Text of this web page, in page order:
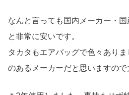
なんと言っても国内メーカー・
と非常に安いです。
タカタもエアバッグで色々あり
のあるメーカーだと思いますので